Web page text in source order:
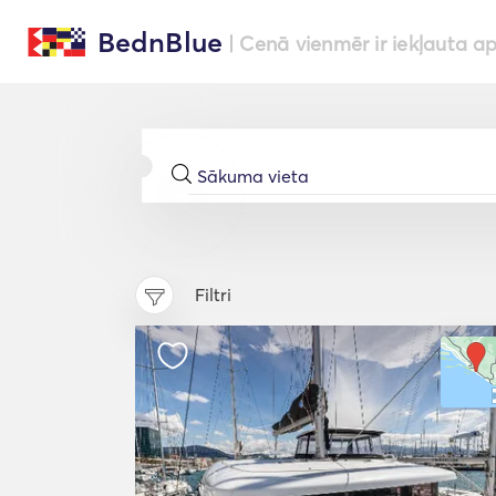
BednBlue | Cenā vienmēr ir iekļauta
Filtri